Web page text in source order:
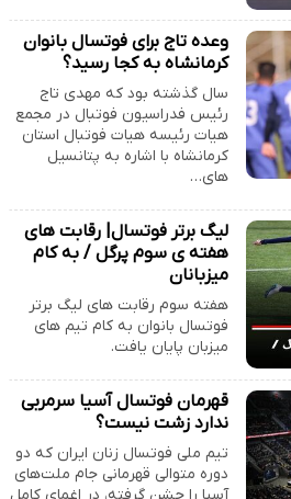
وعده تاج برای فوتسال بانوان
کرمانشاه به کجا رسید؟
سال گذشته بود که مهدی تاج
رئیس فدراسیون فوتبال در مجمع
هیات رئیسه هیات فوتبال استان
کرمانشاه با اشاره به پتانسیل
های…
لیگ برتر فوتسال| رقابت های
هفته ی سوم پرگل / به کام
میزبانان
هفته سوم رقابت های لیگ برتر
فوتسال بانوان به کام تیم های
میزبان پایان یافت.
قهرمان فوتسال آسیا سرمربی
ندارد زشت نیست؟
تیم ملی فوتسال زنان ایران که دو
دوره متوالی قهرمانی جام ملت‌های